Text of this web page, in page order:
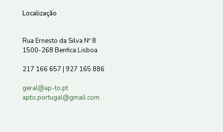
Localização
Rua Ernesto da Silva Nº 8
1500-268 Benfica Lisboa
217 166 657 | 927 165 886
geral@ap-to.pt
apto.portugal@gmail.com